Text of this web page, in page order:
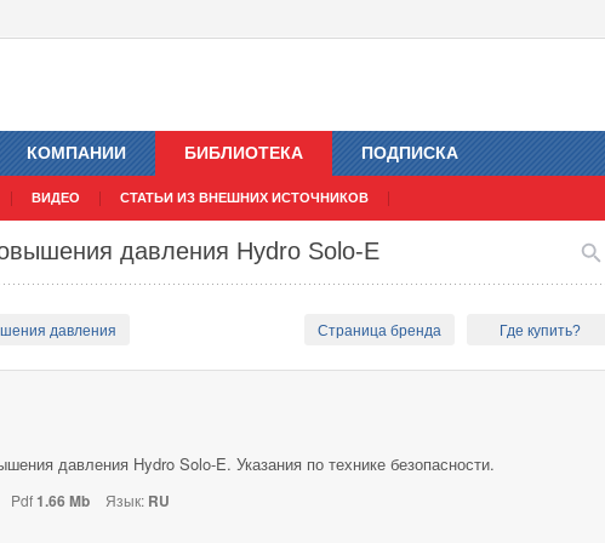
КОМПАНИИ БИБЛИОТЕКА
ВИДЕО СТАТЬИ ИЗ ВНЕШНИХ ИСТОЧНИКОВ
ПОДПИСКА
давления Hydro Solo-E
давления Страница бренда Где купить?
давления Hydro Solo-E. Указания по технике безопасности.
Pdf1.66 Mb Язык: RU